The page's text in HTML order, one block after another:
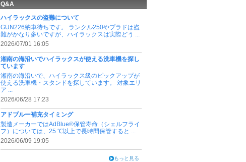
Q&A
ハイラックスの盗難について
GUN226納車待ちです。 ランクル250やプラドは盗
難がかなり多いですが、ハイラックスは実際どう ...
2026/07/01 16:05
湘南の海沿いでハイラックスが使える洗車機を探し
ています
湘南の海沿いで、ハイラックス級のピックアップが
使える洗車機・スタンドを探しています。 対象エリ
ア ...
2026/06/28 17:23
アドブルー補充タイミング
製造メーカーではAdBlue®保管寿命（シェルフライ
フ）については、25 ℃以上で長時間保管すると ...
2026/06/09 19:05
もっと見る